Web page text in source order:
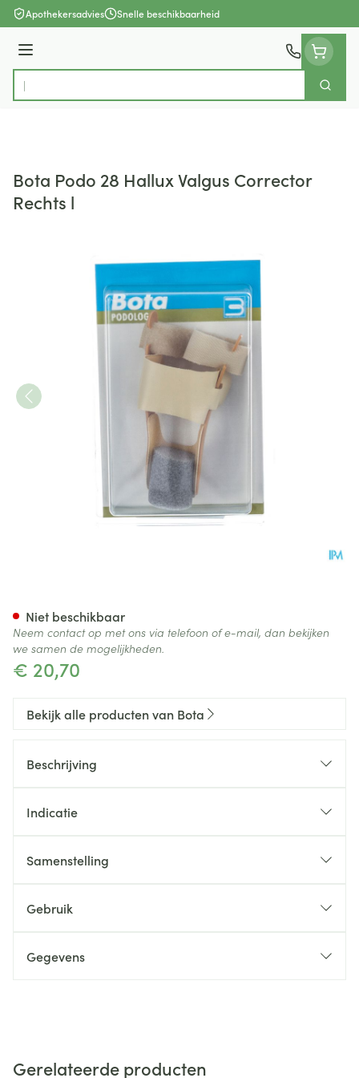
Ga naar de inhoud
Apothekersadvies Snelle beschikbaarheid
Menu
Product, merk, categorie...
Zoek
Bota Podo 28 Hallux Valgus Corrector
Rechts l
€ 20,70
Niet beschikbaar
Neem contact op met ons via telefoon of e-mail, dan bekijken
we samen de mogelijkheden.
Bekijk alle producten van Bota
Beschrijving
Indicatie
Samenstelling
Gebruik
Gegevens
Gerelateerde producten